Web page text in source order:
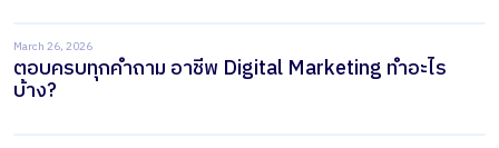
March 26, 2026
ตอบครบทุกคำถาม อาชีพ Digital Marketing ทำอะไร
บ้าง?